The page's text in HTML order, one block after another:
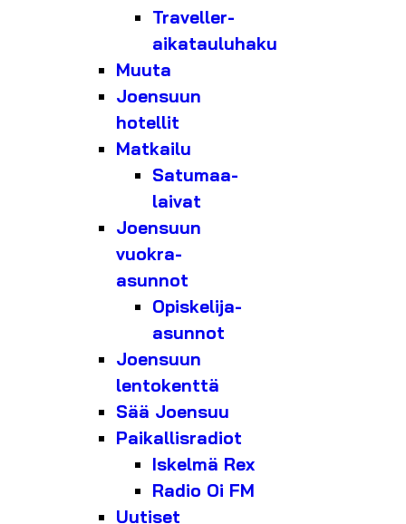
Traveller-
aikatauluhaku
Muuta
Joensuun
hotellit
Matkailu
Satumaa-
laivat
Joensuun
vuokra-
asunnot
Opiskelija-
asunnot
Joensuun
lentokenttä
Sää Joensuu
Paikallisradiot
Iskelmä Rex
Radio Oi FM
Uutiset